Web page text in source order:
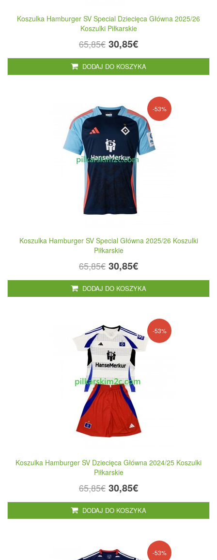
Koszulka Hamburger SV Special Dziecięca Główna 2025/26
Koszulki Piłkarskie
65,85€ 30,85€
DODAJ DO KOSZYKA
-53%
Koszulka Hamburger SV Special Główna 2025/26 Koszulki
Piłkarskie
65,85€ 30,85€
DODAJ DO KOSZYKA
-53%
Koszulka Hamburger SV Dziecięca Główna 2024/25 Koszulki
Piłkarskie
65,85€ 30,85€
DODAJ DO KOSZYKA
-53%